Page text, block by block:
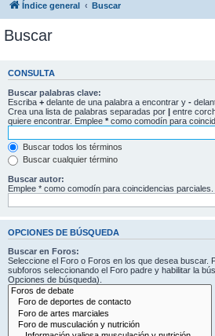
Índice general Buscar
Buscar
CONSULTA
Buscar palabras clave:
Escriba + delante de una palabra a encontrar y -
Crea una lista de palabras separadas por | entre
quiere encontrar. Emplee * como comodín para
Buscar todos los términos
Buscar cualquier término
Buscar autor:
Emplee * como comodín para coincidencias parciales.
OPCIONES DE BÚSQUEDA
Buscar en Foros:
Seleccione el Foro o Foros en los que desea buscar.
subforos seleccionando el Foro padre y habilitar la
Opciones de búsqueda).